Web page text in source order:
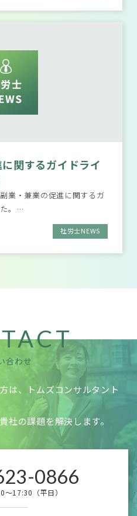
に関するガイドライ
業・兼業の促進に関するガ
。…
社労士NEWS
合わせ
は、トムズコンサルタント
社の課題を解決します。
0866
17:30（平日）